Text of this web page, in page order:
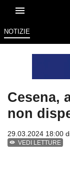
NOTIZIE
Cesena,
non
29.03.2024 18:00
VEDI LETTURE